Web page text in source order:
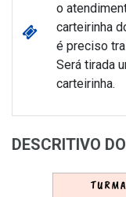
o
carteirinha
é preciso
Será tirada
carteirinha.
DESCRITIVO